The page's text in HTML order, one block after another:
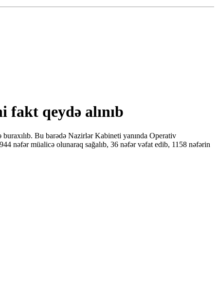
fakt qeydə alınıb
Bu barədə Nazirlər Kabineti yanında Operativ
nəfər müalicə olunaraq sağalıb, 36 nəfər vəfat edib, 1158 nəfərin